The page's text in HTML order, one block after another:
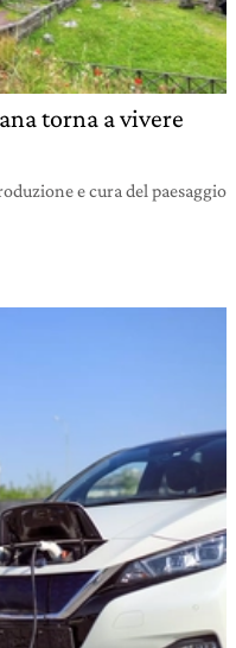
torna a vivere
e cura del paesaggio